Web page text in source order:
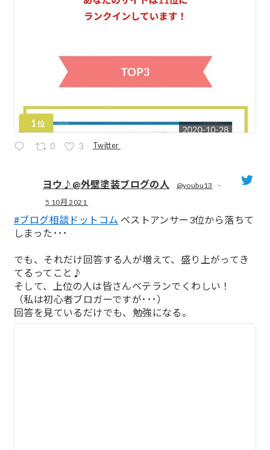
0 3 Twitter
ヨウ♪@外壁塗装ブログの人 @youbu13
·
5 10月 2021
#ブログ相談ドットコム ベストアンサー3位から落ちて
しまった･･･
でも、それだけ回答する人が増えて、盛り上がってき
てるってこと♪
そして、上位の人は皆さんベテランでくわしい！
（私は初心者ブロガーですが･･･）
回答を見ているだけでも、勉強になる。